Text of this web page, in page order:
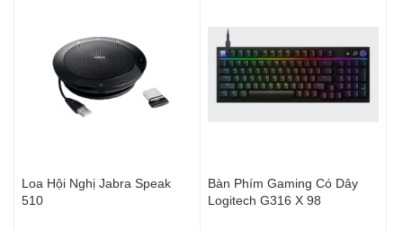
Loa Hội Nghị Jabra Speak
510
Bàn Phím Gaming Có Dây
Logitech G316 X 98